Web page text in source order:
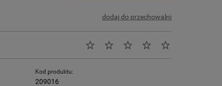
dodaj do przechowalni
Kod produktu:
209016